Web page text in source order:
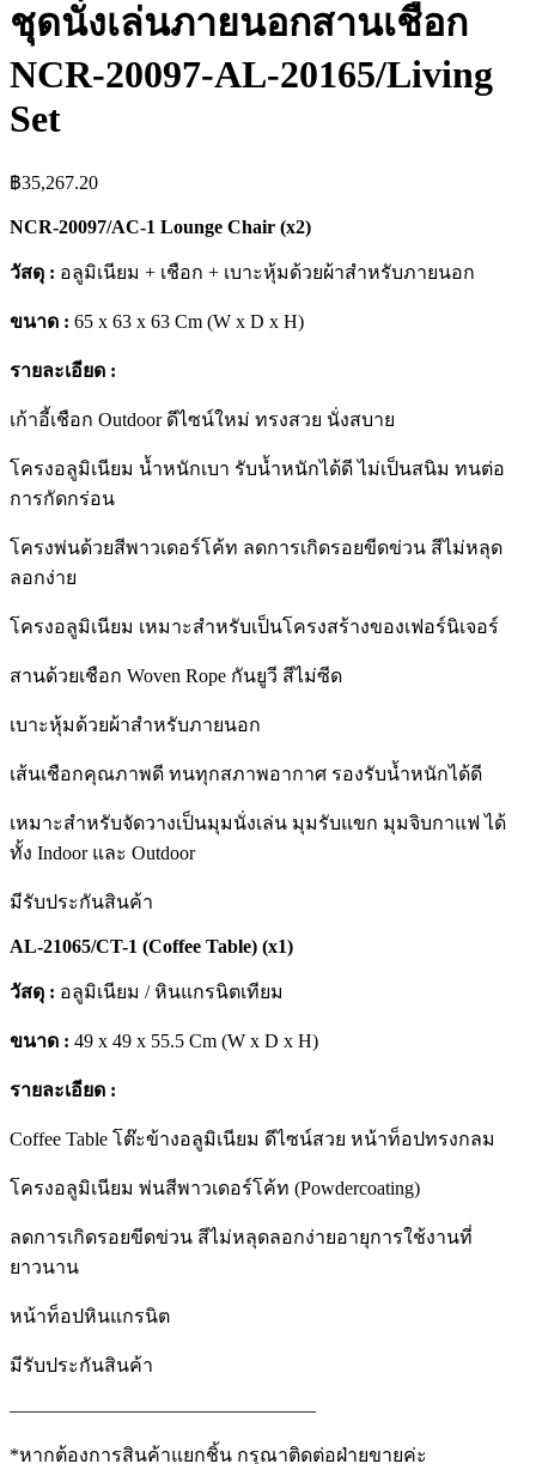
ชุดนั่งเล่นภายนอกสานเชือก
NCR-20097-AL-20165/Living
Set
฿35,267.20
NCR-20097/AC-1 Lounge Chair (x2)
วัสดุ : อลูมิเนียม + เชือก + เบาะหุ้มด้วยผ้าสำหรับภายนอก
ขนาด : 65 x 63 x 63 Cm (W x D x H)
รายละเอียด :
เก้าอี้เชือก Outdoor ดีไซน์ใหม่ ทรงสวย นั่งสบาย
โครงอลูมิเนียม น้ำหนักเบา รับน้ำหนักได้ดี ไม่เป็นสนิม ทนต่อ
การกัดกร่อน
โครงพ่นด้วยสีพาวเดอร์โค้ท ลดการเกิดรอยขีดข่วน สีไม่หลุด
ลอกง่าย
โครงอลูมิเนียม เหมาะสำหรับเป็นโครงสร้างของเฟอร์นิเจอร์
สานด้วยเชือก Woven Rope กันยูวี สีไม่ซีด
เบาะหุ้มด้วยผ้าสำหรับภายนอก
เส้นเชือกคุณภาพดี ทนทุกสภาพอากาศ รองรับน้ำหนักได้ดี
เหมาะสำหรับจัดวางเป็นมุมนั่งเล่น มุมรับแขก มุมจิบกาแฟ ได้
ทั้ง Indoor และ Outdoor
มีรับประกันสินค้า
AL-21065/CT-1 (Coffee Table) (x1)
วัสดุ : อลูมิเนียม / หินแกรนิตเทียม
ขนาด : 49 x 49 x 55.5 Cm (W x D x H)
รายละเอียด :
Coffee Table โต๊ะข้างอลูมิเนียม ดีไซน์สวย หน้าท็อปทรงกลม
โครงอลูมิเนียม พ่นสีพาวเดอร์โค้ท (Powdercoating)
ลดการเกิดรอยขีดข่วน สีไม่หลุดลอกง่ายอายุการใช้งานที่
ยาวนาน
หน้าท็อปหินแกรนิต
มีรับประกันสินค้า
————————————————
*หากต้องการสินค้าแยกชิ้น กรุณาติดต่อฝ่ายขายค่ะ